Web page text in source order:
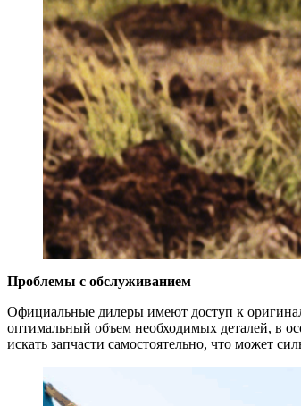
Проблемы с обслуживанием
Официальные дилеры имеют доступ к
оптимальный объем необходимых деталей, в
искать запчасти самостоятельно, что может